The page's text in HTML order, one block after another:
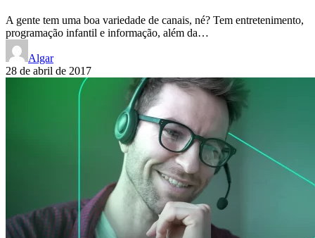
A gente tem uma boa variedade de canais, né? Tem entretenimento,
programação infantil e informação, além da…
Algar
28 de abril de 2017